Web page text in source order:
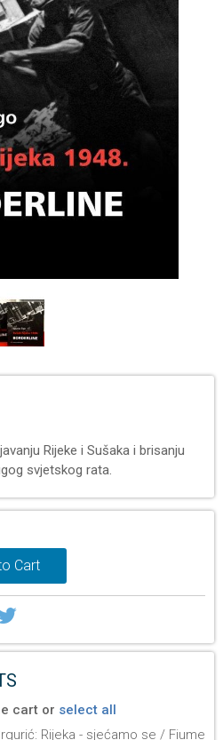
Rijeke i Sušaka i brisanju
svjetskog rata.
Cart
cart or select all
Rijeka - sjećamo se / Fiume